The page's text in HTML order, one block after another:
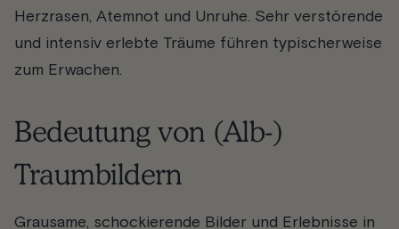
Herzrasen, Atemnot und Unruhe. Sehr verstörende
und intensiv erlebte Träume führen typischerweise
zum Erwachen.
Bedeutung von (Alb-)
Traumbildern
Grausame, schockierende Bilder und Erlebnisse in